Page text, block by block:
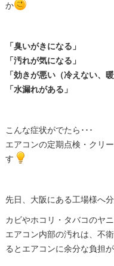
か
「臭いがきになる」
「汚れが気になる」
「効きが悪い（冷えない、
「水漏れがある」
こんな症状がでたら･･･
エアコンの定期点検・クリ
す
先日、大阪にある工場様へ
カビやホコリ・タバコのヤ
エアコン内部の汚れは、不
るとエアコンに余分な負担